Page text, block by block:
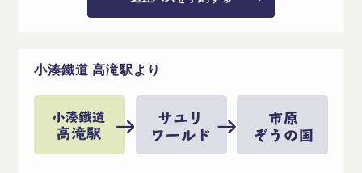
小湊鐵道 高滝駅より